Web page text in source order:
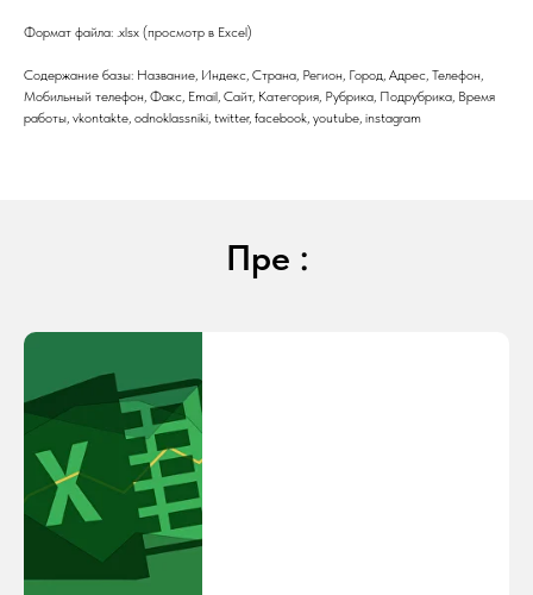
Формат файла: .xlsx (просмотр в Excel)
Содержание базы: Название, Индекс, Страна, Регион, Город, Адрес, Телефон,
Мобильный телефон, Факс, Email, Сайт, Категория, Рубрика, Подрубрика, Время
работы, vkontakte, odnoklassniki, twitter, facebook, youtube, instagram
Пре :